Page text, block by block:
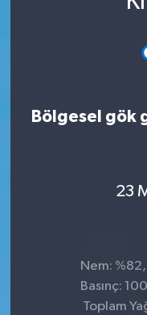
Bölgesel gök
23
Nem: %82,
Basınç:
Toplam